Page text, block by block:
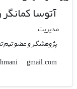
آتوسا
مدیریت
پژوهشگر و عضو تیم
a.kamangarrahmani
gmail.com